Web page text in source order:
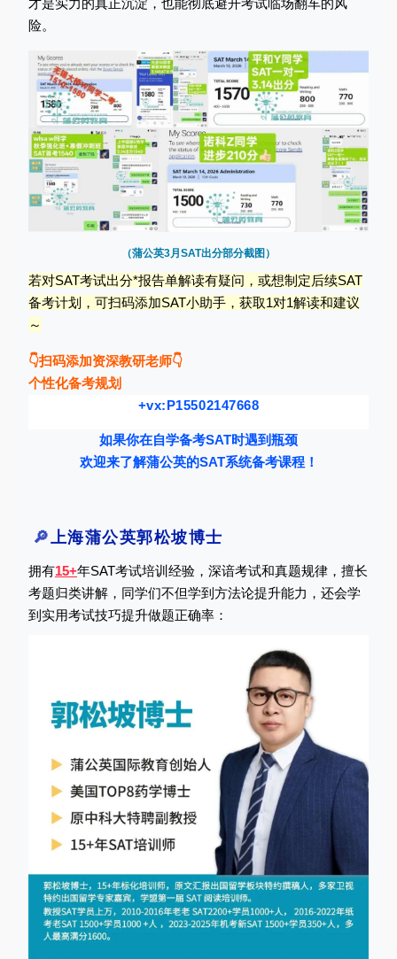
才是实力的真正沉淀，也能彻底避开考试临场翻车的风
险。
（蒲公英3月SAT出分部分截图）
若对SAT考试出分*报告单解读有疑问，或想制定后续SAT
备考计划，可扫码添加SAT小助手，获取1对1解读和建议
～
👇扫码添加资深教研老师👇
个性化备考规划
+vx:P15502147668
如果你在自学备考SAT时遇到瓶颈
欢迎来了解蒲公英的SAT系统备考课程！
🔎上海蒲公英郭松坡博士
拥有15+年SAT考试培训经验，深谙考试和真题规律，擅长
考题归类讲解，同学们不但学到方法论提升能力，还会学
到实用考试技巧提升做题正确率：